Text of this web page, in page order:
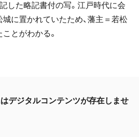
した略記書付の写。江戸時代に会
に置かれていたため、藩主＝若松
とがわかる。
デジタルコンテンツが存在しませ